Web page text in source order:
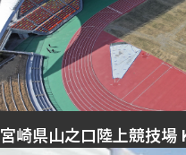
宮崎県山之口陸上競技場